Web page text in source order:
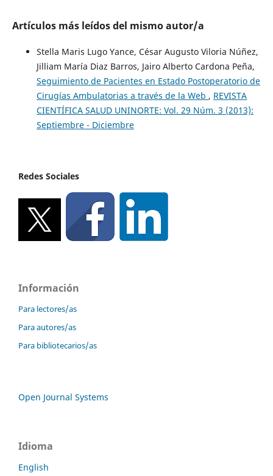
Artículos más leídos del mismo autor/a
Stella Maris Lugo Yance, César Augusto Viloria Núñez,
Jilliam María Diaz Barros, Jairo Alberto Cardona Peña,
Seguimiento de Pacientes en Estado Postoperatorio de
Cirugías Ambulatorias a través de la Web , REVISTA
CIENTÍFICA SALUD UNINORTE: Vol. 29 Núm. 3 (2013):
Septiembre - Diciembre
Redes Sociales
Información
Para lectores/as
Para autores/as
Para bibliotecarios/as
Open Journal Systems
Idioma
English